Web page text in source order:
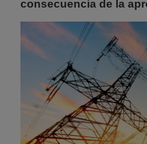
consecuencia de la